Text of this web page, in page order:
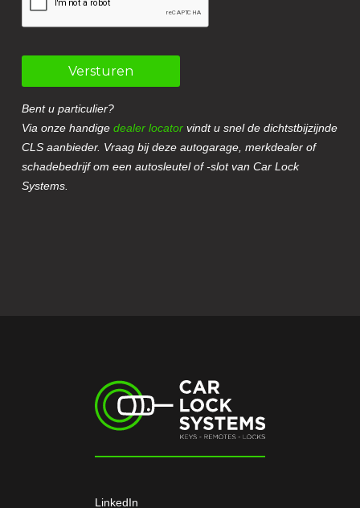
Versturen
Bent u particulier?
Via onze handigedealer locator vindt u snel de dichtstbijzijnde
CLS aanbieder. Vraag bij deze autogarage, merkdealer of
schadebedrijf om een autosleutel of -slot van Car Lock
Systems.
LinkedIn